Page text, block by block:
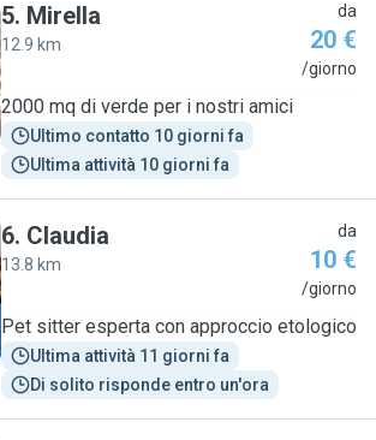
5. Mirella
12.9 km
da
20 €
/giorno
2000 mq di verde per i nostri amici
Ultimo contatto 10 giorni fa
Ultima attività 10 giorni fa
6. Claudia
13.8 km
da
10 €
/giorno
Pet sitter esperta con approccio etologico
Ultima attività 11 giorni fa
Di solito risponde entro un'ora